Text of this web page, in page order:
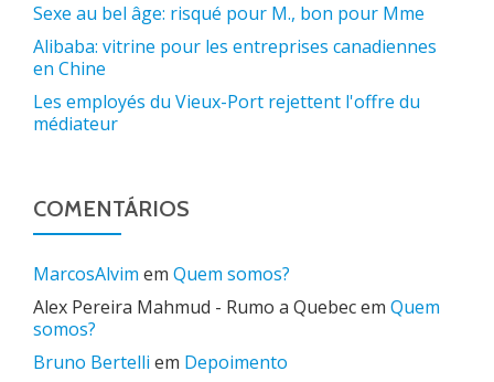
Sexe au bel âge: risqué pour M., bon pour Mme
Alibaba: vitrine pour les entreprises canadiennes
en Chine
Les employés du Vieux-Port rejettent l'offre du
médiateur
COMENTÁRIOS
MarcosAlvim em Quem somos?
Alex Pereira Mahmud - Rumo a Quebecem Quem
somos?
Bruno Bertelli em Depoimento